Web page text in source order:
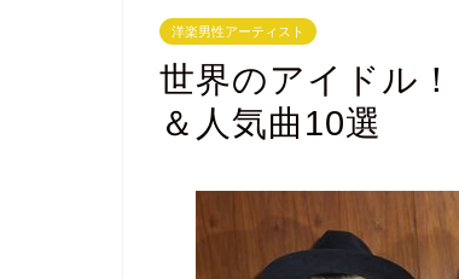
洋楽男性アーティスト
世界のアイドル
＆人気曲10選